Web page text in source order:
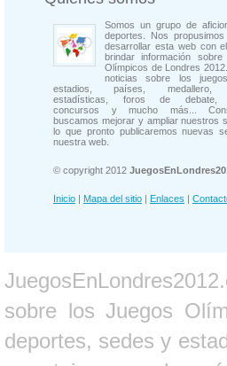
Somos un grupo de
deportes. Nos
desarrollar esta web con
brindar información
Olímpicos de Londres
noticias sobre los
estadios, países, medallero,
estadísticas, foros de debate,
concursos y mucho más...
buscamos mejorar y ampliar nuestros
lo que pronto publicaremos nuevas
nuestra web.
© copyright 2012
Inicio | Mapa del sitio | Enlaces |
sobre los Juegos
deportes, sedes y